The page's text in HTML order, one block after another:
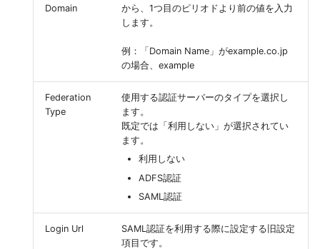
Domain
から、1つ目のピリオドより前の値を入力
します。
例：「Domain Name」がexample.co.jp
の場合、example
Federation
Type
使用する認証サーバーのタイプを選択し
ます。
既定では「利用しない」が選択されてい
ます。
利用しない
ADFS認証
SAML認証
Login Url
SAML認証を利用する際に設定する旧設定
項目です。